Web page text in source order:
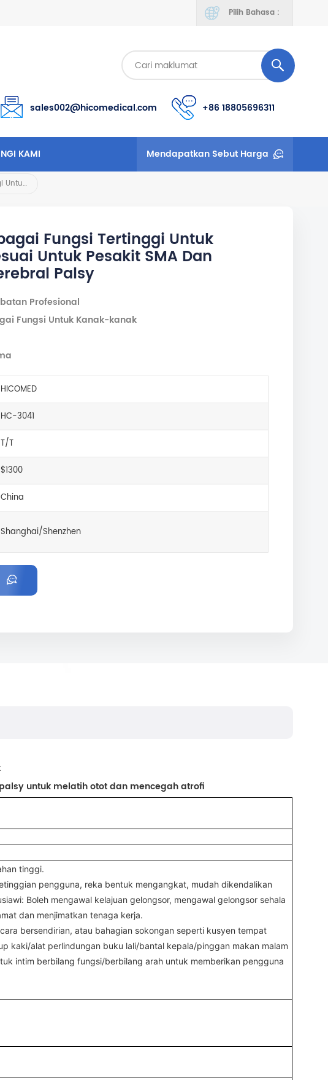
Pilih Bahasa :
sales002@hicomedical.com +86 18805696311
KAMI Mendapatkan Sebut Harga
Pejalan Kaki Pelbagai Fungsi Tertinggi Untuk Kanak-Kanak Sesuai Untuk Pesakit SMA Dan Kanak-Kanak Cerebral Palsy
Fungsi Tertinggi Untuk
Untuk Pesakit SMA Dan
Palsy
Profesional
Fungsi Untuk Kanak-kanak
HICOMED
HC-3041
T/T
$1300
China
Shanghai/Shenzhen
untuk melatih otot dan mencegah atrofi
tinggi.
pengguna, reka bentuk mengangkat, mudah dikendalikan
Boleh mengawal kelajuan gelongsor, mengawal gelongsor sehala
dan menjimatkan tenaga kerja.
bersendirian, atau bahagian sokongan seperti kusyen tempat
kaki/alat perlindungan buku lali/bantal kepala/pinggan makan malam
intim berbilang fungsi/berbilang arah untuk memberikan pengguna